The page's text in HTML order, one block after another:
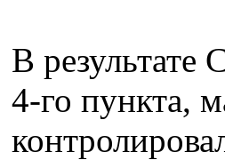
В результате
4-го пункта,